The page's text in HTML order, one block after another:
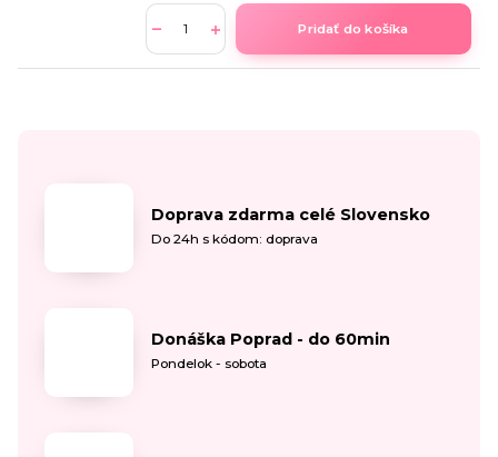
Pridať do košíka
Doprava zdarma celé Slovensko
Do 24h s kódom: doprava
Donáška Poprad - do 60min
Pondelok - sobota